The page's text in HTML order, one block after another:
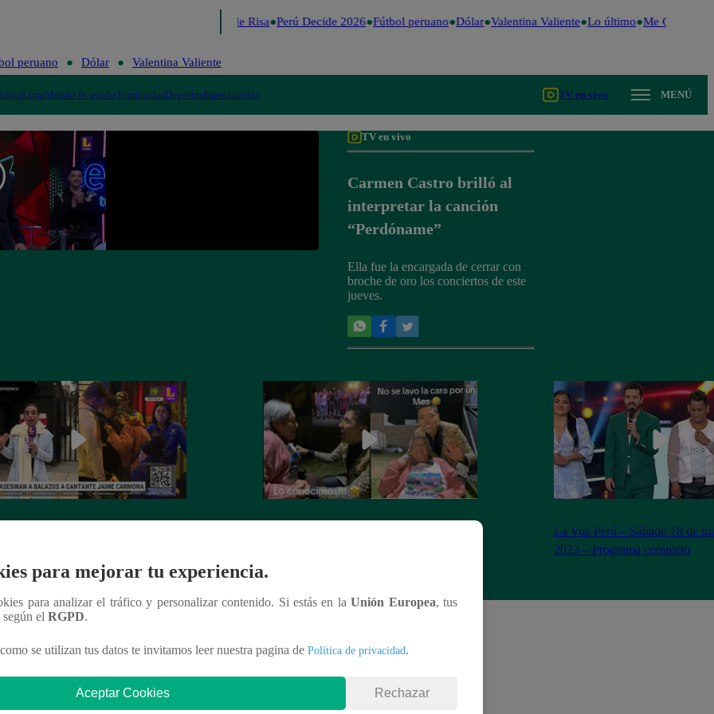
Me Caigo de Risa Perú Decide 2026 Fútbol peruano Dólar Valentina Valiente Lo último Me Caigo de
peruano Dólar Valentina Valiente
LimaMundoTe ayudoTendenciasDeportesEspectáculos TV en vivo MENÚ
TV en vivo
Carmen Castro brilló al
interpretar la canción
“Perdóname”
Ella fue la encargada de cerrar con
broche de oro los conciertos de este
jueves.
Voz Perú’
La Voz Perú – Sábado 18 de
2023 – Programa completo
para mejorar tu experiencia.
para analizar el tráfico y personalizar contenido. Si estás en laUnión Europea, tus
según el RGPD.
se utilizan tus datos te invitamos leer nuestra pagina de Política de privacidad.
Aceptar Cookies Rechazar